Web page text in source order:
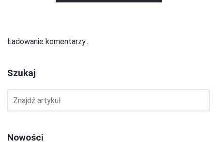
Ładowanie komentarzy...
Szukaj
Nowości